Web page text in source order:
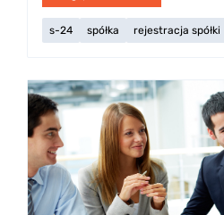
s-24 spółka rejestracja spółki